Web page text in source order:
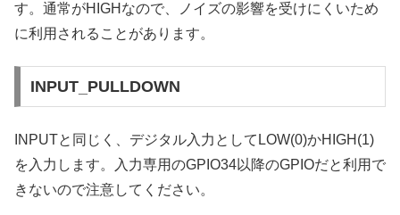
す。通常がHIGHなので、ノイズの影響を受けにくいため
に利用されることがあります。
INPUT_PULLDOWN
INPUTと同じく、デジタル入力としてLOW(0)かHIGH(1)
を入力します。入力専用のGPIO34以降のGPIOだと利用で
きないので注意してください。